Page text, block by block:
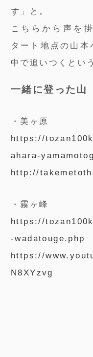
す」と。
こちらから声を
タート地点の山
中で追いつくとい
一緒に登った山
・美ヶ原
https://
ahara-
http://
・霧ヶ峰
https://
-wadatouge.php
https://
N8XYzvg